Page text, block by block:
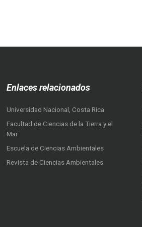
Enlaces relacionados
Universidad Nacional, Costa Rica
Facultad de Ciencias de la Tierra y el
Mar
Escuela de Ciencias Ambientales
Revista de Ciencias Ambientales